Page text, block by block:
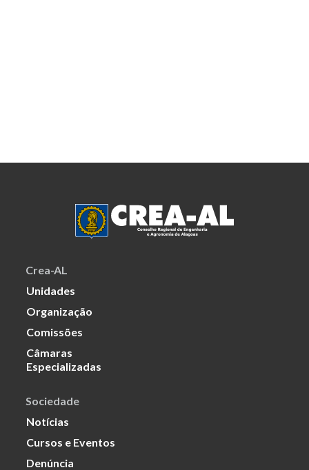
Crea-AL
Unidades
Organização
Comissões
Câmaras
Especializadas
Sociedade
Notícias
Cursos e Eventos
Denúncia